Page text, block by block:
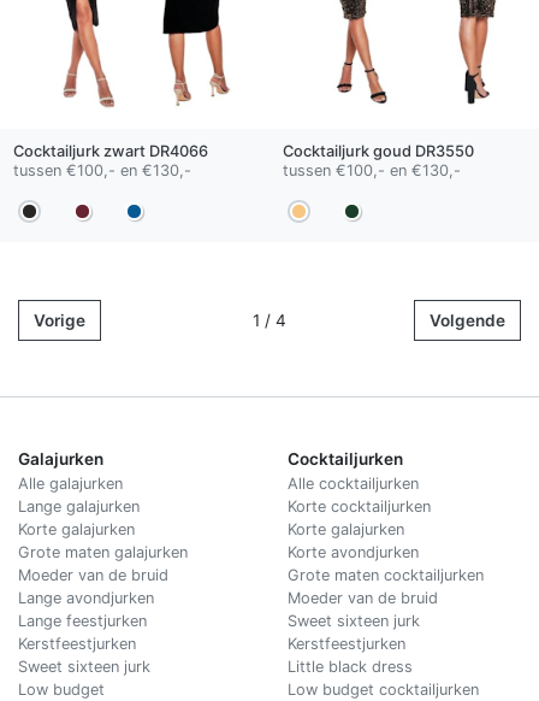
Cocktailjurk zwartDR4066
tussen €100,- en €130,-
Cocktailjurk goud DR3550
tussen €100,- en €130,-
Vorige 1 / 4 Volgende
Galajurken
Alle galajurken
Lange galajurken
Korte galajurken
Grote maten galajurken
Moeder van de bruid
Lange avondjurken
Lange feestjurken
Kerstfeestjurken
Sweet sixteen jurk
Low budget
Cocktailjurken
Alle cocktailjurken
Korte cocktailjurken
Korte galajurken
Korte avondjurken
Grote maten cocktailjurken
Moeder van de bruid
Sweet sixteen jurk
Kerstfeestjurken
Little black dress
Low budget cocktailjurken